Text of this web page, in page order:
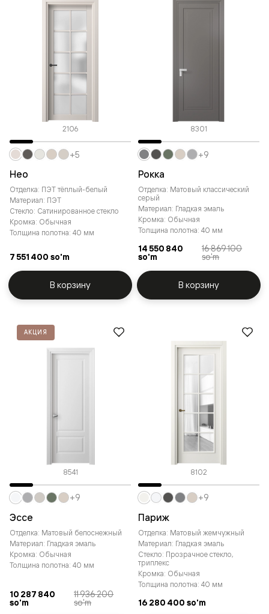
2106
Нео
Отделка: ПЭТ тёплый-белый
Материал: ПЭТ
Стекло: Сатинированное стекло
Кромка: Обычная
Толщина полотна: 40 мм
7 551 400 so'm
+5
В корзину
8301
Рокка
Отделка: Матовый классический
серый
Материал: Гладкая эмаль
Кромка: Обычная
Толщина полотна: 40 мм
14 550 840
so'm
16 869 100
so'm
+9
В корзину
АКЦИЯ
8541
Эссе
Отделка: Матовый белоснежный
Материал: Гладкая эмаль
Кромка: Обычная
Толщина полотна: 40 мм
10 287 840
so'm
11 936 200
so'm
+9
8102
Париж
Отделка: Матовый жемчужный
Материал: Гладкая эмаль
Стекло: Прозрачное стекло,
триплекс
Кромка: Обычная
Толщина полотна: 40 мм
16 280 400 so'm
+9